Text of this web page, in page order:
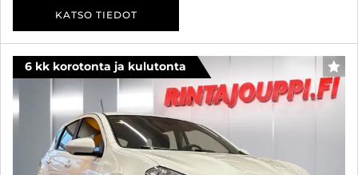
KATSO TIEDOT
6 kk korotonta ja kulutonta